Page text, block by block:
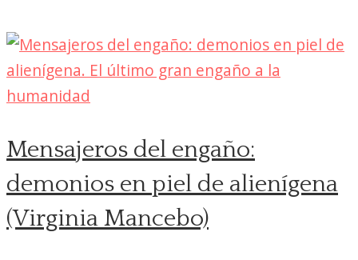
Mensajeros del engaño:
demonios en piel de alienígena
(Virginia Mancebo)